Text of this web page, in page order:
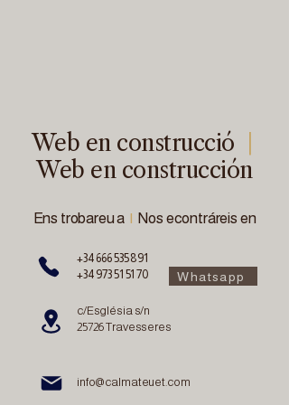
Web en construcció
Web en construcción
Ens trobareu a | Nos econtráreis en
Whatsapp
+34 666 535 891
+34 973 51 51 70
c/Església s/n
25726 Travesseres
info@calmateuet.com